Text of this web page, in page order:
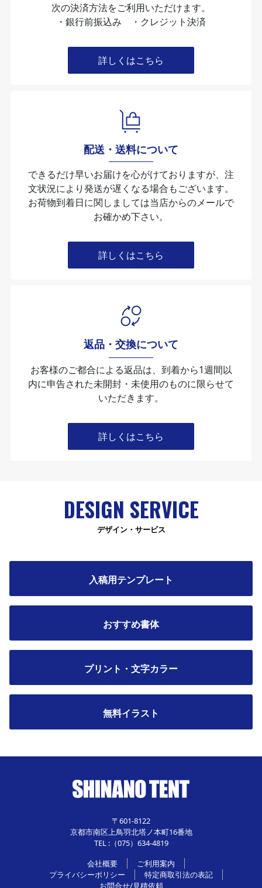
次の決済方法をご利用いただけます。
・銀行前振込み ・クレジット決済
詳しくはこちら
配送・送料について
できるだけ早いお届けを心がけておりますが、注
文状況により発送が遅くなる場合もございます。
お荷物到着日に関しましては当店からのメールで
お確かめ下さい。
詳しくはこちら
返品・交換について
お客様のご都合による返品は、到着から1週間以
内に申告された未開封・未使⽤のものに限らせて
いただきます。
詳しくはこちら
DESIGN SERVICE
デザイン・サービス
入稿用テンプレート
おすすめ書体
プリント・文字カラー
無料イラスト
〒601-8122
京都市南区上鳥羽北塔ノ本町16番地
TEL :（075）634-4819
会社概要
ご利用案内
プライバシーポリシー
特定商取引法の表記
お問合せ/見積依頼